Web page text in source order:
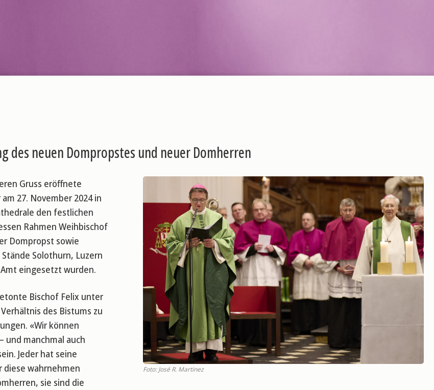
des neuen Dompropstes und neuer Domherren
Foto: José R. Martinez
Gruss eröffnete
27. November 2024 in
den festlichen
Rahmen Weihbischof
Dompropst sowie
Solothurn, Luzern
eingesetzt wurden.
Bischof Felix unter
des Bistums zu
«Wir können
und manchmal auch
Jeder hat seine
diese wahrnehmen
sie sind die